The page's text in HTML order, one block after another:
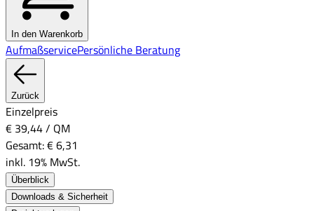
In den Warenkorb
AufmaßservicePersönliche Beratung
Zurück
Einzelpreis
€ 39,44/ QM
Gesamt:€ 6,31
inkl. 19% MwSt.
Überblick
Downloads & Sicherheit